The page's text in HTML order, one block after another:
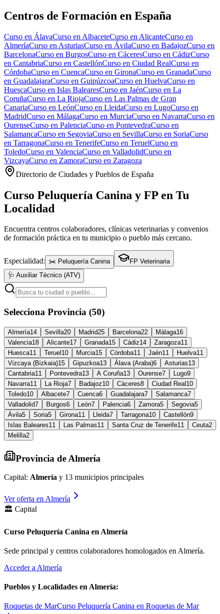
Centros de Formación en España
Curso en ÁlavaCurso en AlbaceteCurso en AlicanteCurso en
AlmeríaCurso en AsturiasCurso en ÁvilaCurso en BadajozCurso en
BarcelonaCurso en BurgosCurso en CáceresCurso en CádizCurso
en CantabriaCurso en CastellónCurso en Ciudad RealCurso en
CórdobaCurso en CuencaCurso en GironaCurso en GranadaCurso
en GuadalajaraCurso en GuipúzcoaCurso en HuelvaCurso en
HuescaCurso en Islas BalearesCurso en JaénCurso en La
CoruñaCurso en La RiojaCurso en Las Palmas de Gran
CanariaCurso en LeónCurso en LleidaCurso en LugoCurso en
MadridCurso en MálagaCurso en MurciaCurso en NavarraCurso en
OurenseCurso en PalenciaCurso en PontevedraCurso en
SalamancaCurso en SegoviaCurso en SevillaCurso en SoriaCurso
en TarragonaCurso en TenerifeCurso en TeruelCurso en
ToledoCurso en ValenciaCurso en ValladolidCurso en
VizcayaCurso en ZamoraCurso en Zaragoza
Directorio de Ciudades y Pueblos de España
Curso Peluquería Canina y FP en Tu
Localidad
Encuentra centros colaboradores, clínicas veterinarias y convenios
de formación práctica en tu municipio o pueblo más cercano.
Especialidad: ✂️ Peluquería Canina
FP Veterinaria
🩺 Auxiliar Técnico (ATV)
Selecciona Provincia (50)
Almería14 Sevilla20 Madrid25 Barcelona22 Málaga16
Valencia18 Alicante17 Granada15 Cádiz14 Zaragoza11
Huesca11 Teruel 10 Murcia15 Córdoba11 Jaén11 Huelva11
Vizcaya (Bizkaia)15 Gipuzkoa13 Álava (Araba)6 Asturias13
Cantabria11 Pontevedra13 A Coruña13 Ourense7 Lugo9
Navarra11 La Rioja7 Badajoz10 Cáceres8 Ciudad Real 10
Toledo10 Albacete7 Cuenca6 Guadalajara7 Salamanca7
Valladolid7 Burgos6 León7 Palencia6 Zamora5 Segovia5
Ávila5 Soria5 Girona11 Lleida7 Tarragona10 Castellón9
Islas Baleares11 Las Palmas11 Santa Cruz de Tenerife11 Ceuta2
Melilla2
Provincia de Almería
Capital: Almería y 13 municipios principales
Ver oferta en Almería
🏛️ Capital
Curso Peluquería Canina en Almería
Sede principal y centros colaboradores homologados en Almería.
Acceder a Almería
Pueblos y Localidades en Almería:
Roquetas de MarCurso Peluquería Canina en Roquetas de Mar